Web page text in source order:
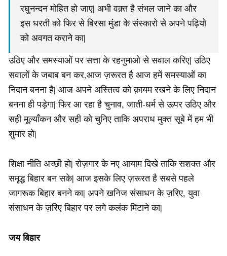
रघुनन्दन मोहित हो जाए| अभी वक़्त है संभल जाने का और
इस धरती को फिर से बिरसा मुंडा के संस्कारो से अपने पढ़ियो
को अवगत कराने का|
उठिए और समस्याओं पर सत्ता के रहनुमाओ से सवाल करिए| उठिए
सवालों के जबाब बन कर,आज ज़रूरत है आज हमें समस्याओं का
निदान बनना है| आज अपने अस्तित्व को क़ायम रखने के लिए निदान
बनना ही पड़ेगा| फिर आ रहा है चुनाव, जाती-धर्म से ऊपर उठिए और
सही मूल्याँकन और सही को चुनिए ताकि अपराध मुक्त सूबे में हम भी
शुमार हो|
शिक्षा नीति अच्छी हो| रोज़गार के नए आयाम दिखे ताकि सशक्त और
समृद्ध बिहार बन सके| आज इसके लिए ज़रूरत है सबसे पहले
जागरूक बिहार बनने का| अपने खनिज संसाधन के ज़रिए, युवा
संसाधन के ज़रिए बिहार पर लगे कलंक मिटाने का|
जय बिहार